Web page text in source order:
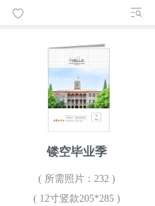
镂空毕业季
( 所需照片：232 )
( 12寸竖款205*285 )